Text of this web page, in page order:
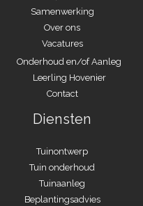
Samenwerking
Over ons
Vacatures
Onderhoud en/of Aanleg
Leerling Hovenier
Contact
Diensten
Tuinontwerp
Tuin onderhoud
Tuinaanleg
Beplantingsadvies